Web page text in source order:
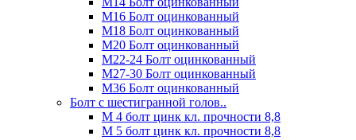
М16 Болт оцинкованный
М18 Болт оцинкованный
М20 Болт оцинкованный
М22-24 Болт оцинкованный
М27-30 Болт оцинкованный
М36 Болт оцинкованный
Болт с шестигранной голов..
М 4 болт цинк кл. прочности 8,8
М 5 болт цинк кл. прочности 8,8